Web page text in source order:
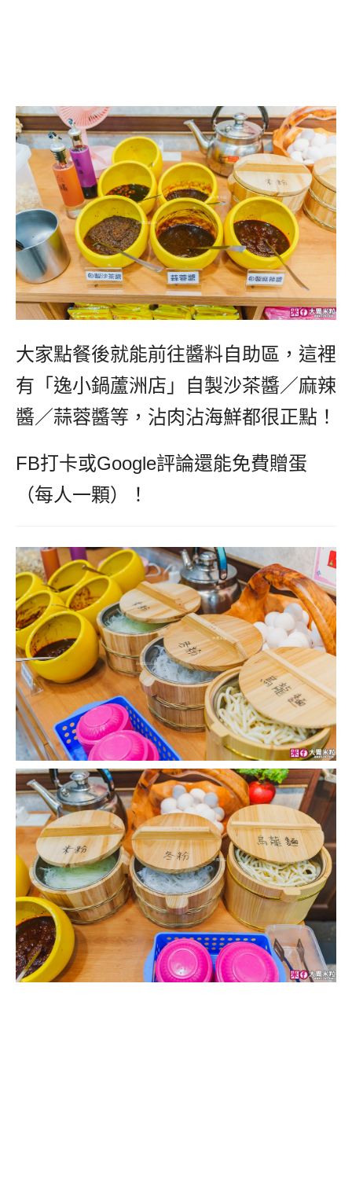
大家點餐後就能前往醬料自助區，這裡
有「逸小鍋蘆洲店」自製沙茶醬／麻辣
醬／蒜蓉醬等，沾肉沾海鮮都很正點！
FB打卡或Google評論還能免費贈蛋
（每人一顆）！